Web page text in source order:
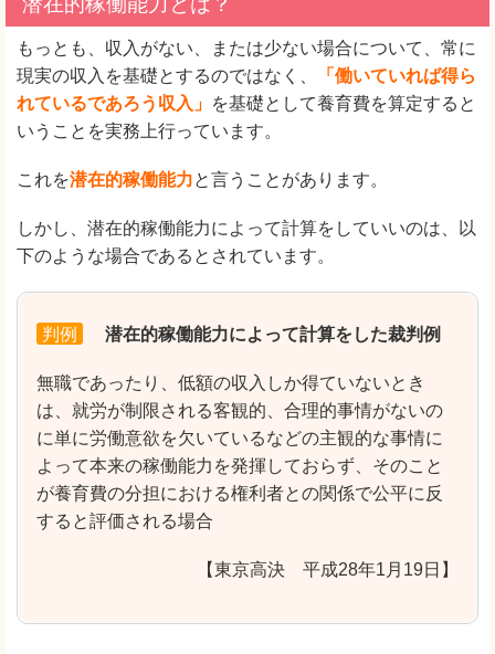
もっとも、収入がない、または少ない場合について、常に
現実の収入を基礎とするのではなく、
「働いていれば得ら
れているであろう収入」 を基礎として養育費を算定すると
いうことを実務上行っています。
これを潜在的稼働能力と言うことがあります。
しかし、潜在的稼働能力によって計算をしていいのは、以
下のような場合であるとされています。
判例 潜在的稼働能力によって計算をした裁判例
無職であったり、低額の収入しか得ていないとき
は、就労が制限される客観的、合理的事情がないの
に単に労働意欲を欠いているなどの主観的な事情に
よって本来の稼働能力を発揮しておらず、そのこと
が養育費の分担における権利者との関係で公平に反
すると評価される場合
【東京高決 平成28年1月19日】